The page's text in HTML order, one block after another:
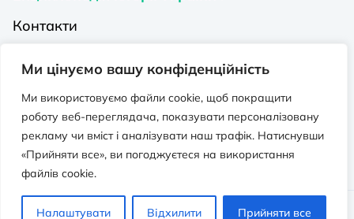
Ми цінуємо вашу конфіденційність
Ми використовуємо файли cookie, щоб покращити
роботу веб-переглядача, показувати персоналізовану
рекламу чи вміст і аналізувати наш трафік. Натиснувши
«Прийняти все», ви погоджуєтеся на використання
файлів cookie.
Налаштувати Відхилити Прийняти все
Контакти
Видавництва на Порталі
Політика конфіденційності
Публічна оферта
Видавничо-освітній проєкт “Портал”.